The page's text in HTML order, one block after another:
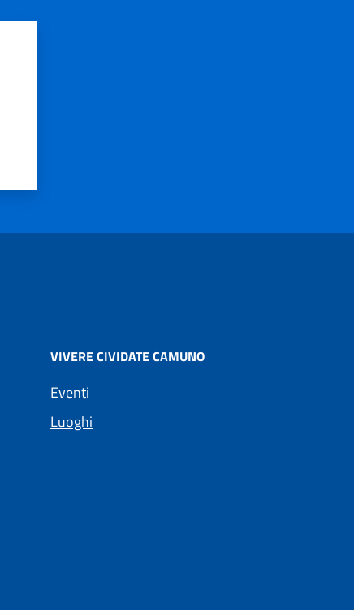
VIVERE CIVIDATE CAMUNO
Eventi
Luoghi